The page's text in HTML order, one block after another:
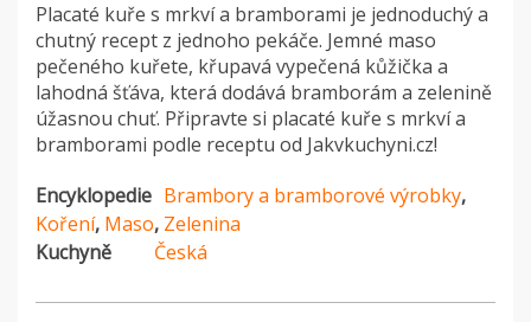
Placaté kuře s mrkví a bramborami je jednoduchý a
chutný recept z jednoho pekáče. Jemné maso
pečeného kuřete, křupavá vypečená kůžička a
lahodná šťáva, která dodává bramborám a zelenině
úžasnou chuť. Připravte si placaté kuře s mrkví a
bramborami podle receptu od Jakvkuchyni.cz!
Encyklopedie Brambory a bramborové výrobky,
Koření, Maso, Zelenina
Kuchyně
Česká